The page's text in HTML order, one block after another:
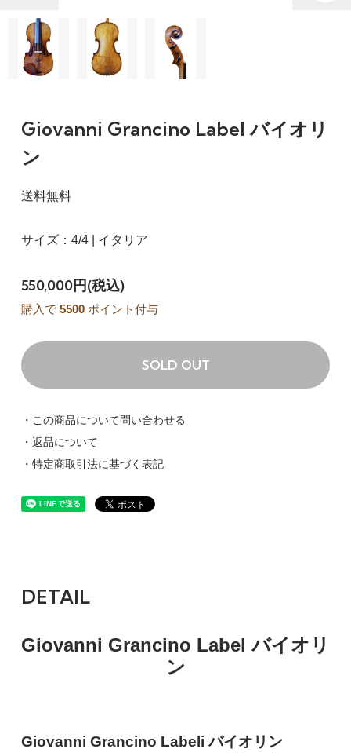
Giovanni Grancino Label バイオリ
ン
送料無料
サイズ：4/4 | イタリア
550,000円(税込)
購入で 5500ポイント付与
SOLD OUT
・この商品について問い合わせる
・返品について
・特定商取引法に基づく表記
DETAIL
Giovanni Grancino Label バイオリ
ン
Giovanni Grancino Labeli バイオリン